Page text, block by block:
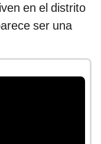
en el distrito
ser una